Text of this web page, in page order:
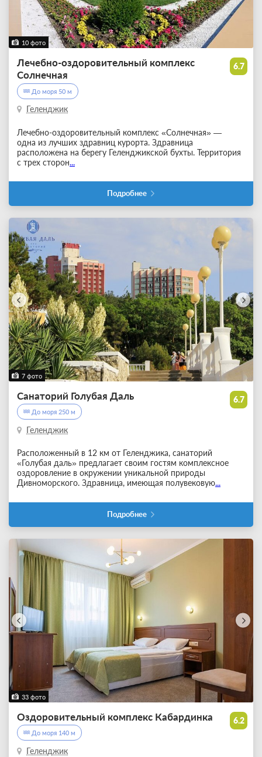
10 фото
6.7
Лечебно-оздоровительный комплекс
Солнечная
До моря 50 м
Геленджик
Лечебно-оздоровительный комплекс «Солнечная» —
одна из лучших здравниц курорта. Здравница
расположена на берегу Геленджикской бухты. Территория
с трех сторон...
Подробнее
7 фото
6.7
Санаторий Голубая Даль
До моря 250 м
Геленджик
Расположенный в 12 км от Геленджика, санаторий
«Голубая даль» предлагает своим гостям комплексное
оздоровление в окружении уникальной природы
Дивноморского. Здравница, имеющая полувековую...
Подробнее
33 фото
6.2
Оздоровительный комплекс Кабардинка
До моря 140 м
Геленджик